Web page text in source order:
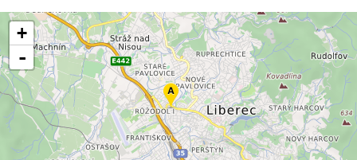
+
-